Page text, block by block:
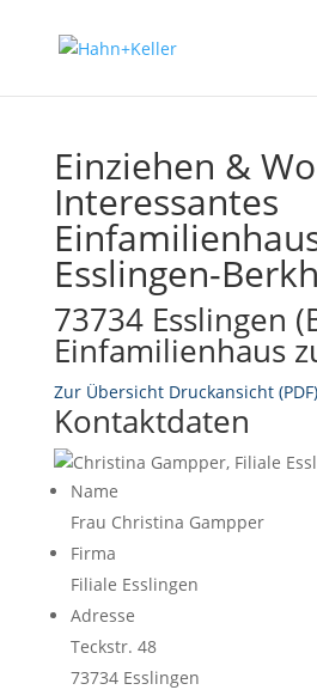
Einziehen &
Interessantes
Esslingen-
73734 Esslingen
Einfamilienhaus
Zur Übersicht Druckansicht (PDF)
Kontaktdaten
Name
Frau Christina Gampper
Firma
Filiale Esslingen
Adresse
Teckstr. 48
73734 Esslingen